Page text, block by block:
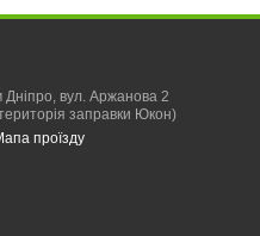
Дніпро, вул. Аржанова 2
заправки Юкон)
проїзду